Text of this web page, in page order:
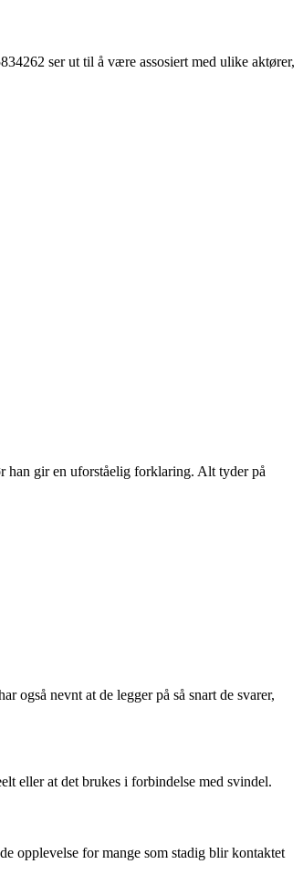
ser ut til å være assosiert med ulike aktører,
han gir en uforståelig forklaring. Alt tyder på
også nevnt at de legger på så snart de svarer,
eller at det brukes i forbindelse med svindel.
opplevelse for mange som stadig blir kontaktet